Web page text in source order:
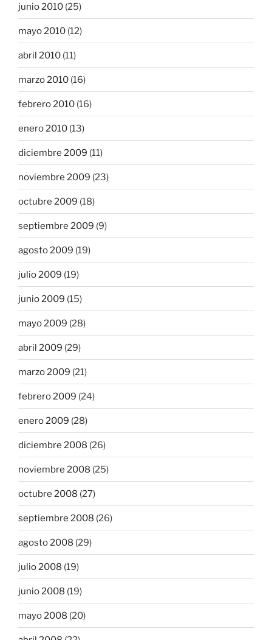
junio 2010 (25)
mayo 2010 (12)
abril 2010 (11)
marzo 2010 (16)
febrero 2010 (16)
enero 2010 (13)
diciembre 2009 (11)
noviembre 2009 (23)
octubre 2009 (18)
septiembre 2009 (9)
agosto 2009 (19)
julio 2009 (19)
junio 2009 (15)
mayo 2009 (28)
abril 2009 (29)
marzo 2009 (21)
febrero 2009 (24)
enero 2009 (28)
diciembre 2008 (26)
noviembre 2008 (25)
octubre 2008 (27)
septiembre 2008 (26)
agosto 2008 (29)
julio 2008 (19)
junio 2008 (19)
mayo 2008 (20)